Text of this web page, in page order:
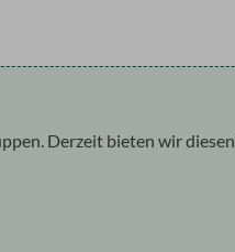
Derzeit bieten wir